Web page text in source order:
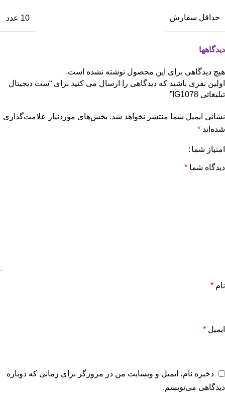
حداقل سفارش 10 عدد
دیدگاهها
هیچ دیدگاهی برای این محصول نوشته نشده است.
اولین نفری باشید که دیدگاهی را ارسال می کنید برای “ست دیجیتال
تبلیغاتی IG1078”
نشانی ایمیل شما منتشر نخواهد شد. بخش‌های موردنیاز علامت‌گذاری
شده‌اند *
امتیاز شما
دیدگاه شما *
نام *
ایمیل *
ذخیره نام، ایمیل و وبسایت من در مرورگر برای زمانی که دوباره
دیدگاهی می‌نویسم.